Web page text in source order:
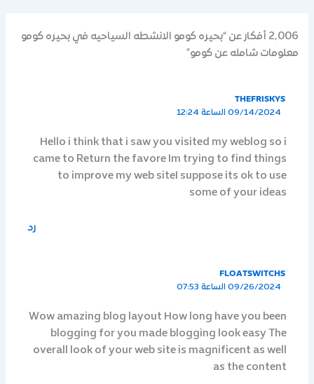
2٬006 أفكار عن “بحيره كومو الانشطه السياحيه في بحيره كومو
معلومات شامله عن كومو”
THEFRISKYS
09/14/2024 الساعة 12:24
Hello i think that i saw you visited my weblog so i
came to Return the favore Im trying to find things
to improve my web siteI suppose its ok to use
some of your ideas
رد
FLOATSWITCHS
09/26/2024 الساعة 07:53
Wow amazing blog layout How long have you been
blogging for you made blogging look easy The
overall look of your web site is magnificent as well
as the content